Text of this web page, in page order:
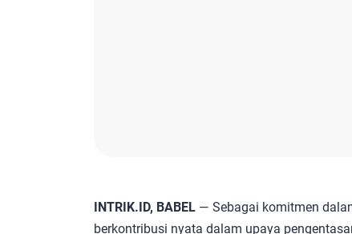
INTRIK.ID, BABEL — Sebagai komitmen
berkontribusi nyata dalam upaya